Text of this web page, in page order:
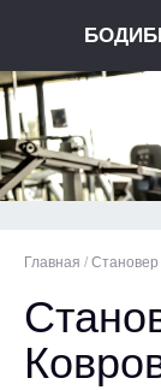
Главная / Становер